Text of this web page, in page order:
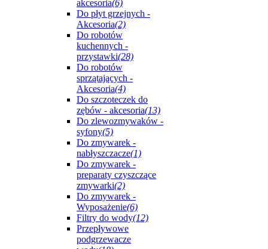
akcesoria(6)
Do płyt grzejnych -
Akcesoria(2)
Do robotów
kuchennych -
przystawki(28)
Do robotów
sprzątających -
Akcesoria(4)
Do szczoteczek do
zębów - akcesoria(13)
Do zlewozmywaków -
syfony(5)
Do zmywarek -
nabłyszczacze(1)
Do zmywarek -
preparaty czyszczące
zmywarki(2)
Do zmywarek -
Wyposażenie(6)
Filtry do wody(12)
Przepływowe
podgrzewacze